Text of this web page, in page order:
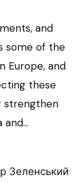
and
some of the
Europe, and
these
strengthen
and…
Зеленський